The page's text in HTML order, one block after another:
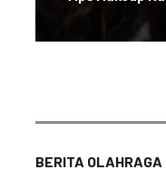
BERITA OLAHRAGA